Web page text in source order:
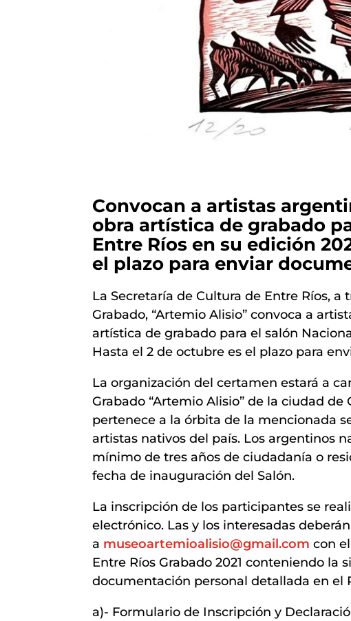
Convocan a artistas
obra artística de grabado
Entre Ríos en su edición
el plazo para enviar
La Secretaría de Cultura de Entre Ríos,
Grabado, “Artemio Alisio” convoca a
artística de grabado para el salón
Hasta el 2 de octubre es el plazo para
La organización del certamen estará a
Grabado “Artemio Alisio” de la ciudad
pertenece a la órbita de la mencionada
artistas nativos del país. Los argentinos
mínimo de tres años de ciudadanía o
fecha de inauguración del Salón.
La inscripción de los participantes se
electrónico. Las y los interesadas
a museoartemioalisio@gmail.com con
Entre Ríos Grabado 2021 conteniendo
documentación personal detallada en el
a)- Formulario de Inscripción y